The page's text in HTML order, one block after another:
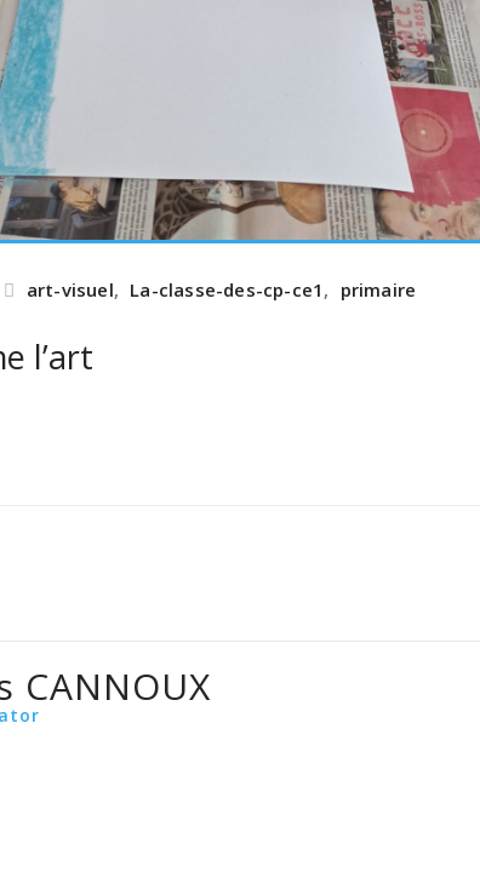
art-visuel, La-classe-des-cp-ce1 , primaire
l’art
CANNOUX